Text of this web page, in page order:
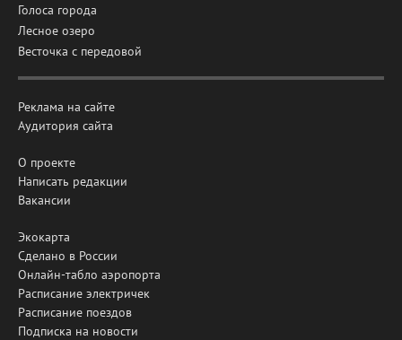
Голоса города
Лесное озеро
Весточка с передовой
Реклама на сайте
Аудитория сайта
О проекте
Написать редакции
Вакансии
Экокарта
Сделано в России
Онлайн-табло аэропорта
Расписание электричек
Расписание поездов
Подписка на новости